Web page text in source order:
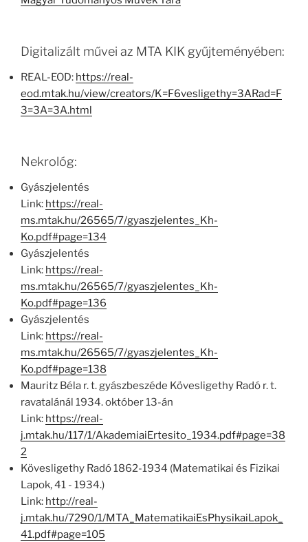
Digitalizált művei az MTA KIK gyűjteményében:
REAL-EOD: https://real-
eod.mtak.hu/view/creators/K=F6vesligethy=3ARad=F
3=3A=3A.html
Nekrológ:
Gyászjelentés
Link: https://real-
ms.mtak.hu/26565/7/gyaszjelentes_Kh-
Ko.pdf#page=134
Gyászjelentés
Link: https://real-
ms.mtak.hu/26565/7/gyaszjelentes_Kh-
Ko.pdf#page=136
Gyászjelentés
Link: https://real-
ms.mtak.hu/26565/7/gyaszjelentes_Kh-
Ko.pdf#page=138
Mauritz Béla r. t. gyászbeszéde Kövesligethy Radó r. t.
ravatalánál 1934. október 13-án
Link: https://real-
j.mtak.hu/117/1/AkademiaiErtesito_1934.pdf#page=38
2
Kövesligethy Radó 1862-1934 (Matematikai és Fizikai
Lapok, 41 - 1934.)
Link: http://real-
j.mtak.hu/7290/1/MTA_MatematikaiEsPhysikaiLapok_
41.pdf#page=105